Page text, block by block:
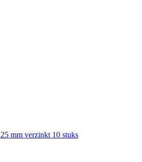
mm verzinkt 10 stuks